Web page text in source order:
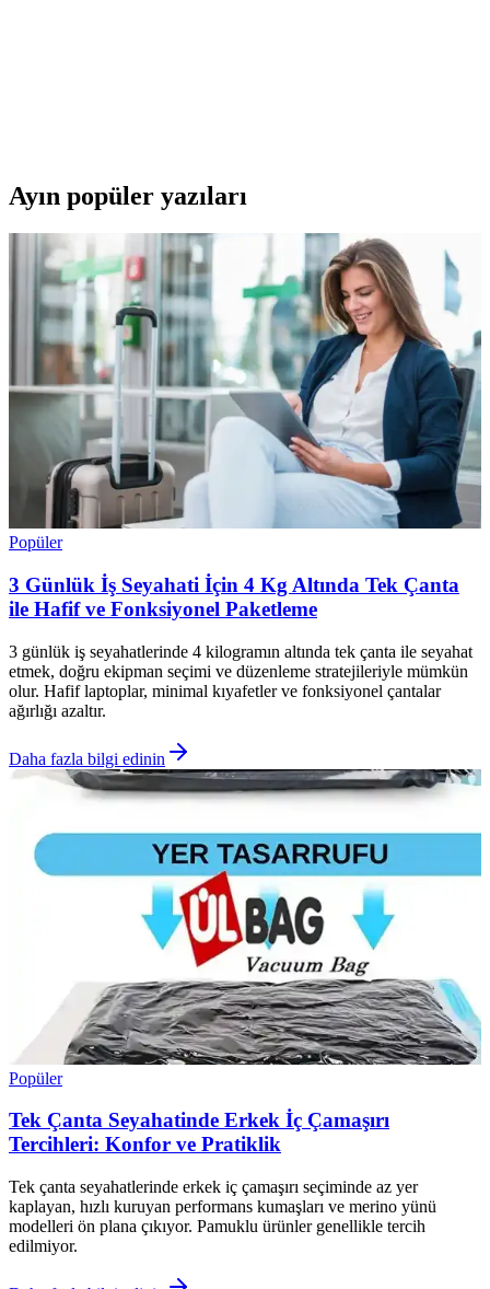
Ayın popüler yazıları
Popüler
3 Günlük İş Seyahati İçin 4 Kg Altında Tek Çanta
ile Hafif ve Fonksiyonel Paketleme
3 günlük iş seyahatlerinde 4 kilogramın altında tek çanta ile seyahat
etmek, doğru ekipman seçimi ve düzenleme stratejileriyle mümkün
olur. Hafif laptoplar, minimal kıyafetler ve fonksiyonel çantalar
ağırlığı azaltır.
Daha fazla bilgi edinin
Popüler
Tek Çanta Seyahatinde Erkek İç Çamaşırı
Tercihleri: Konfor ve Pratiklik
Tek çanta seyahatlerinde erkek iç çamaşırı seçiminde az yer
kaplayan, hızlı kuruyan performans kumaşları ve merino yünü
modelleri ön plana çıkıyor. Pamuklu ürünler genellikle tercih
edilmiyor.